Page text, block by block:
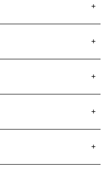
+
+
+
+
+